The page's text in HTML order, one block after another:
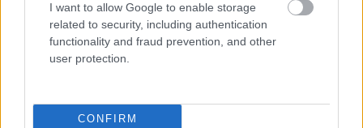
I want to allow Google to enable storage
related to security, including authentication
functionality and fraud prevention, and other
user protection.
CONFIRM
A bejegyzés trackback címe:
A hozzászólások avonatkozó jogszabályokértelmében felhasználói tartalomnak
minősülnek, értük aszolgáltatás technikai